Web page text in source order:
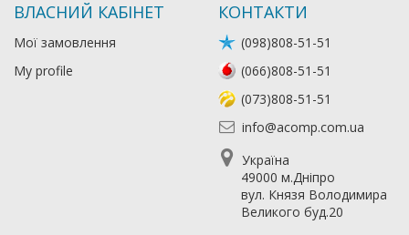
ВЛАСНИЙ КАБІНЕТ
Мої замовлення
My profile
КОНТАКТИ
(098)808-51-51
(066)808-51-51
(073)808-51-51
info@acomp.com.ua
Україна
49000 м.Дніпро
вул. Князя Володимира
Великого буд.20